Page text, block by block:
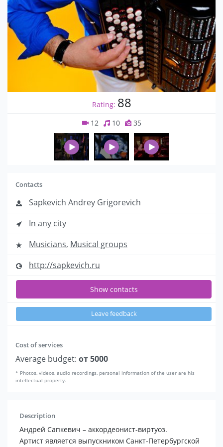
Rating: 88
12 10 35
Contacts
Sapkevich Andrey Grigorevich
In any city
Musicians, Musical groups
http://sapkevich.ru
Show contacts
Leave feedback
Cost of services
Average budget: от 5000
* Photos, videos, audio recordings, personal information of the user are his
intellectual property.
Description
Андрей Сапкевич – аккордеонист-виртуоз.
Артист является выпускником Санкт-Петербургской